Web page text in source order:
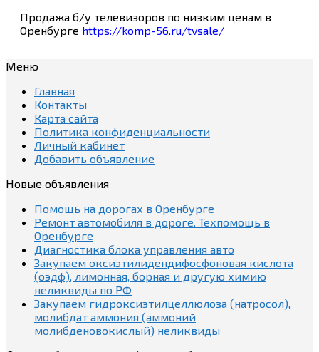
Продажа б/у телевизоров по низким ценам в
Оренбурге https://komp-56.ru/tvsale/
Меню
Главная
Контакты
Карта сайта
Политика конфиденциальности
Личный кабинет
Добавить объявление
Новые объявления
Помощь на дорогах в Оренбурге
Ремонт автомобиля в дороге. Техпомощь в
Оренбурге
Диагностика блока управления авто
Закупаем оксиэтилидендифосфоновая кислота
(оэдф), лимонная, борная и другую химию
неликвиды по РФ
Закупаем гидроксиэтилцеллюлоза (натросол),
молибдат аммония (аммоний
молибденовокислый) неликвиды